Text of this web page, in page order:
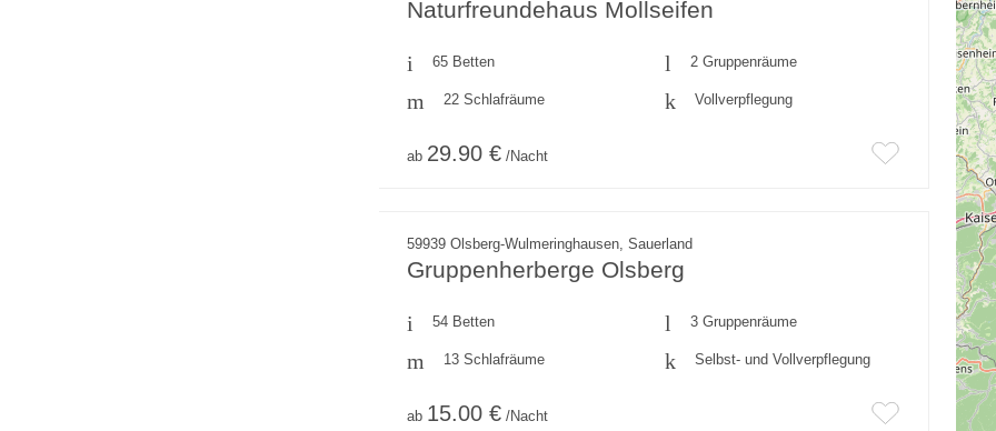
Naturfreundehaus Mollseifen
65 Betten 2 Gruppenräume
22 Schlafräume Vollverpflegung
ab 29.90 € /Nacht
59939 Olsberg-Wulmeringhausen, Sauerland
Gruppenherberge Olsberg
54 Betten 3 Gruppenräume
13 Schlafräume Selbst- und Vollverpflegung
ab 15.00 € /Nacht